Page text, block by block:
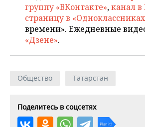
группу «ВКонтакте»,канал в
страницу в
времени». Ежедневные
«Дзене».
Общество Татарстан
Поделитесь в соцсетях